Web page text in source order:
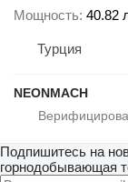
Мощность 40.82
Турция
NEONMACH
Подпишитесь на
горнодобывающая